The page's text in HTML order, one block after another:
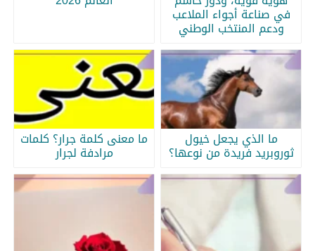
في صناعة أجواء الملاعب
ودعم المنتخب الوطني
ما الذي يجعل خيول
ثوروبريد فريدة من نوعها؟
ما معنى كلمة جرار؟ كلمات
مرادفة لجرار